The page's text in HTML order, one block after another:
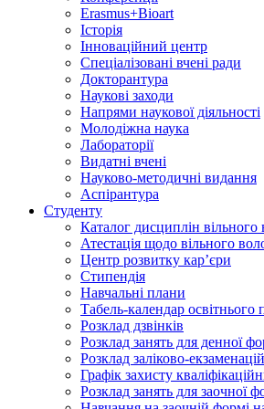
Erasmus+Bioart
Історія
Інноваційний центр
Спеціалізовані вчені ради
Докторантура
Наукові заходи
Напрями наукової діяльності
Молодіжна наука
Лабораторії
Видатні вчені
Науково-методичні видання
Аспірантура
Студенту
Каталог дисциплін вільного
Атестація щодо вільного
Центр розвитку кар’єри
Стипендія
Навчальні плани
Табель-календар
Розклад дзвінків
Розклад занять для денної
Розклад заліково-
Графік захисту
Розклад занять для заочної